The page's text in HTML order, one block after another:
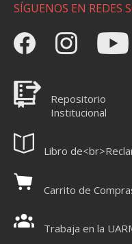
SÍGUENOS EN REDES
Repositorio
Institucional
Libro
Carrito de
Trabaja en la